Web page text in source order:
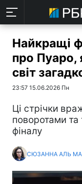
Найкращі
про Пуаро,
світ
23:57 15.06.2026 Пн
Ці стрічки
поворотами
фіналу
СЮЗАННА АЛЬ